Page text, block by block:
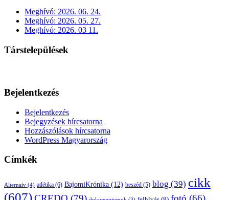
Meghívó: 2026. 06. 24.
Meghívó: 2026. 05. 27.
Meghívó: 2026. 03 11.
Társtelepülések
Bejelentkezés
Bejelentkezés
Bejegyzések hírcsatorna
Hozzászólások hírcsatorna
WordPress Magyarország
Címkék
Alternaiv (4) atlétika (6) BajomiKrónika (12) beszéd (5) blog (39) cikk
(607)